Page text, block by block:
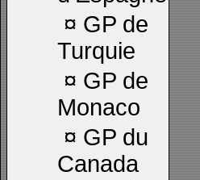
¤ GP de
Turquie
¤ GP de
Monaco
¤ GP du
Canada